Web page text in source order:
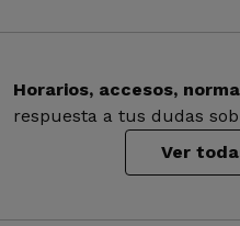
Horarios, accesos,
respuesta a tus dudas
Ver